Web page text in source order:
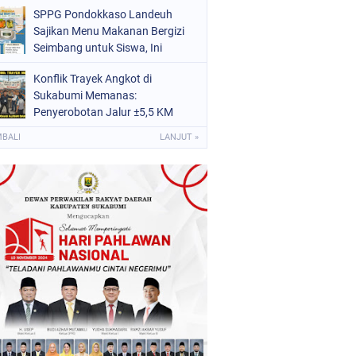
Tangan
SPPG Pondokkaso Landeuh
Sajikan Menu Makanan Bergizi
Seimbang untuk Siswa, Ini
Konflik Trayek Angkot di
Sukabumi Memanas:
Penyerobotan Jalur ±5,5 KM
Internal dan Dugaan Aliran Dana
ke Dishub
LANJUT »